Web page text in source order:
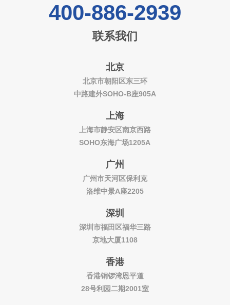
400-886-2939
联系我们
北京
北京市朝阳区东三环
中路建外SOHO-B座905A
上海
上海市静安区南京西路
SOHO东海广场1205A
广州
广州市天河区保利克
洛维中景A座2205
深圳
深圳市福田区福华三路
京地大厦1108
香港
香港铜锣湾恩平道
28号利园二期2001室